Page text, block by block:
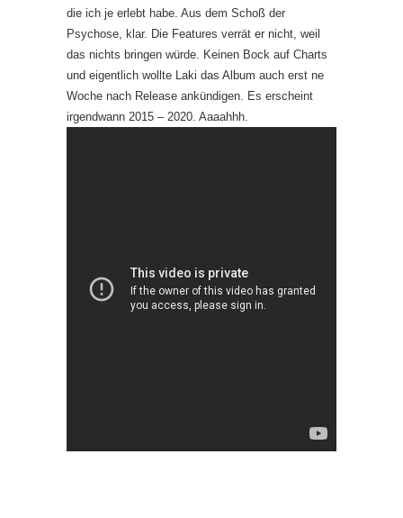
die ich je erlebt habe. Aus dem Schoß der
Psychose, klar. Die Features verrät er nicht, weil
das nichts bringen würde. Keinen Bock auf Charts
und eigentlich wollte Laki das Album auch erst ne
Woche nach Release ankündigen. Es erscheint
irgendwann 2015 – 2020. Aaaahhh.